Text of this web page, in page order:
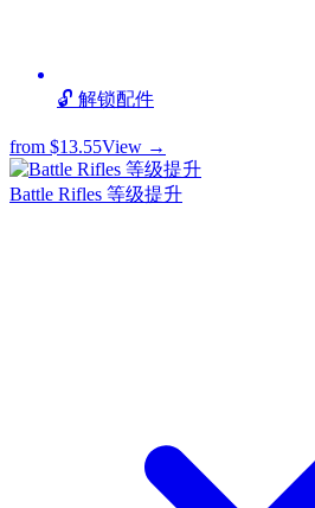
🔓 解锁配件
from $13.55View →
Battle Rifles 等级提升